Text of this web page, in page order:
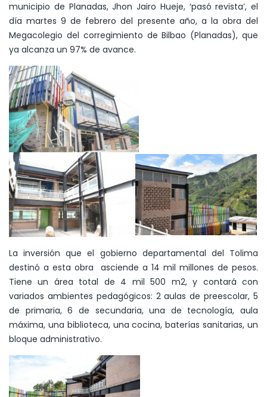
municipio de Planadas, Jhon Jairo Hueje, ‘pasó revista’, el
día martes 9 de febrero del presente año, a la obra del
Megacolegio del corregimiento de Bilbao (Planadas), que
ya alcanza un 97% de avance.
La inversión que el gobierno departamental del Tolima
destinó a esta obra asciende a 14 mil millones de pesos.
Tiene un área total de 4 mil 500 m2, y contará con
variados ambientes pedagógicos: 2 aulas de preescolar, 5
de primaria, 6 de secundaria, una de tecnología, aula
máxima, una biblioteca, una cocina, baterías sanitarias, un
bloque administrativo.